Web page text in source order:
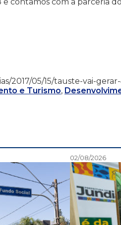
2017/05/15/tauste-vai-
e Turismo,
02/08/2026